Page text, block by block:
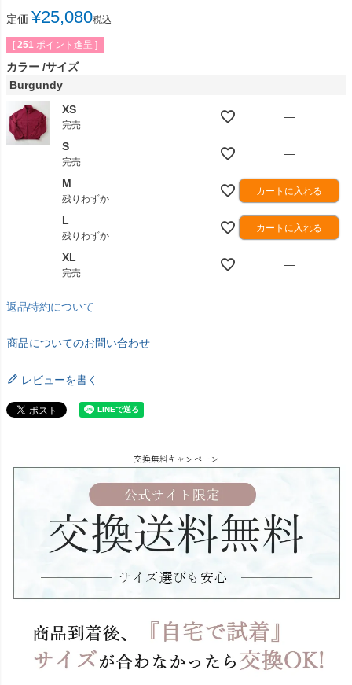
定価 ¥25,080税込
[ 251 ポイント進呈 ]
カラー サイズ
Burgundy
XS
完売
—
S
完売
—
M
残りわずか
カートに入れる
L
残りわずか
カートに入れる
XL
完売
—
返品特約について
商品についてのお問い合わせ
レビューを書く